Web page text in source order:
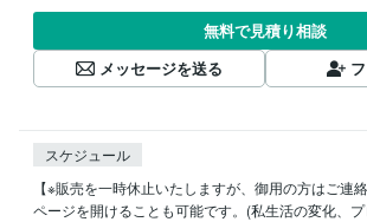
無料で見積り相談
メッセージを送る
スケジュール
【※販売を一時休止いたしますが、御用の方はご連
ページを開けることも可能です。(私生活の変化、プ